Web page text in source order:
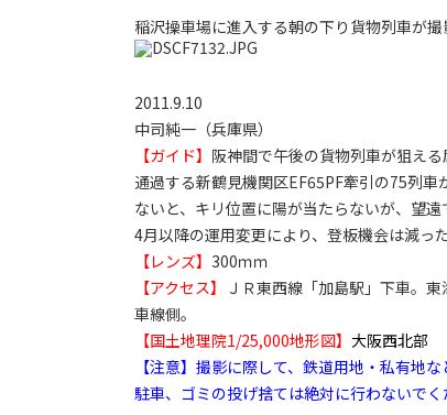
稲沢操車場に進入する朝の下り貨物列車が
2011.9.10
中司純一（兵庫県）
【ガイド】 阪神間で午後の貨物列車が狙え
通過する新鶴見機関区EF65PF牽引の75列
ないと、キリ位置に陽が当たらないが、望
4月以降の運用変更により、登板機会は減っ
【レンズ】 300ｍｍ
【アクセス】
ＪＲ東西線「加島駅」下車。
車線側。
【国土地理院1/25,000地形図】 大阪西北部
【注意】撮影に際して、鉄道用地・私有地
駐車、ゴミの投げ捨ては絶対に行わないで